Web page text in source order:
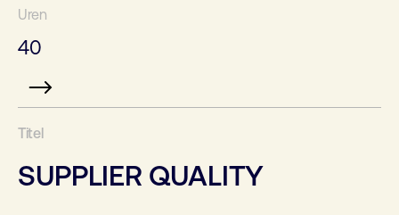
40
SUPPLIER QUALITY